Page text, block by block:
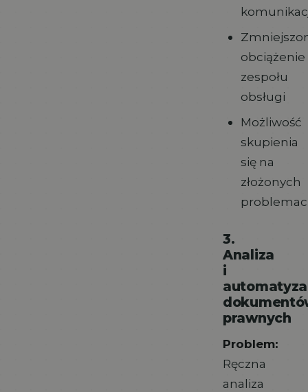
obciążenie
zespołu
obsługi
Możliwość
skupienia
się na
złożonych
3.
Analiza
i
prawnych
Problem:
Ręczna
analiza